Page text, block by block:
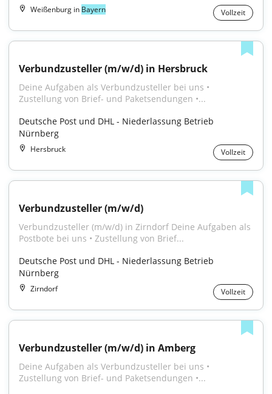
Weißenburg in Bayern Vollzeit
Verbundzusteller (m/w/d) in Hersbruck
Deine Aufgaben als Verbundzusteller bei uns •
Zustellung von Brief- und Paketsendungen •...
Deutsche Post und DHL - Niederlassung Betrieb
Nürnberg
Hersbruck Vollzeit
Verbundzusteller (m/w/d)
Verbundzusteller (m/w/d) in Zirndorf Deine Aufgaben als
Postbote bei uns • Zustellung von Brief...
Deutsche Post und DHL - Niederlassung Betrieb
Nürnberg
Zirndorf Vollzeit
Verbundzusteller (m/w/d) in Amberg
Deine Aufgaben als Verbundzusteller bei uns •
Zustellung von Brief- und Paketsendungen •...